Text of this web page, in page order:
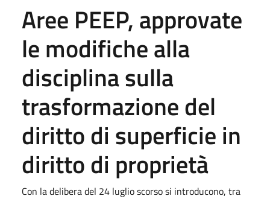
Aree PEEP, approvate
le modifiche alla
disciplina sulla
trasformazione del
diritto di superficie in
diritto di proprietà
Con la delibera del 24 luglio scorso si introducono, tra